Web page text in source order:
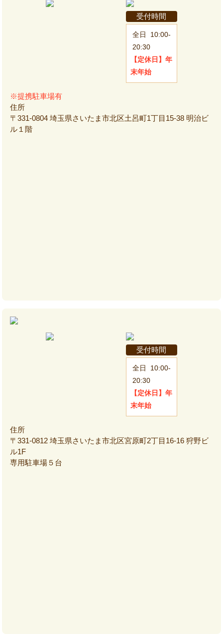
受付時間
全日
10:00-
20:30
【定休日】 年
末年始
※提携駐車場有
住所
〒331-0804 埼玉県さいたま市北区土呂町1丁目15-38 明治ビ
ル１階
受付時間
全日
10:00-
20:30
【定休日】 年
末年始
住所
〒331-0812 埼玉県さいたま市北区宮原町2丁目16-16 狩野ビ
ル1F
専用駐車場５台